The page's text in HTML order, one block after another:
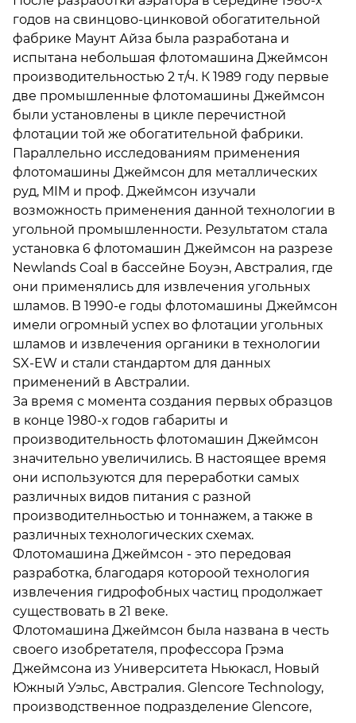
годов на свинцово-цинковой обогатительной
фабрике Маунт Айза была разработана и
испытана небольшая флотомашина Джеймсон
производительностью 2 т/ч. К 1989 году первые
две промышленные флотомашины Джеймсон
были установлены в цикле перечистной
флотации той же обогатительной фабрики.
Параллельно исследованиям применения
флотомашины Джеймсон для металлических
руд, MIM и проф. Джеймсон изучали
возможность применения данной технологии в
угольной промышленности. Результатом стала
установка 6 флотомашин Джеймсон на разрезе
Newlands Coal в бассейне Боуэн, Австралия, где
они применялись для извлечения угольных
шламов. В 1990-е годы флотомашины Джеймсон
имели огромный успех во флотации угольных
шламов и извлечения органики в технологии
SX-EW и стали стандартом для данных
применений в Австралии.
За время с момента создания первых образцов
в конце 1980-х годов габариты и
производительность флотомашин Джеймсон
значительно увеличились. В настоящее время
они используются для переработки самых
различных видов питания с разной
производителньостью и тоннажем, а также в
различных технологических схемах.
Флотомашина Джеймсон - это передовая
разработка, благодаря котороой технология
извлечения гидрофобных частиц продолжает
существовать в 21 веке.
Флотомашина Джеймсон была названа в честь
своего изобретателя, профессора Грэма
Джеймсона из Университета Ньюкасл, Новый
Южный Уэльс, Австралия. Glencore Technology,
производственное подразделение Glencore,